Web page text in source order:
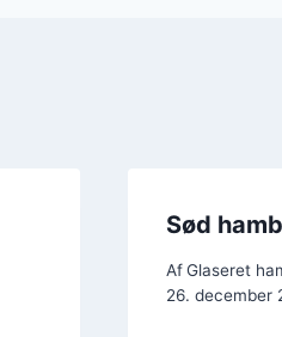
Sød
Af Glaseret
26. december